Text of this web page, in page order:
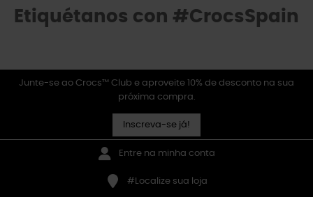
Etiquétanos con #CrocsSpain
Junte-se ao Crocs™ Club e aproveite 10% de desconto na sua
próxima compra.
Inscreva-se já!
Entre na minha conta
#Localize sua loja